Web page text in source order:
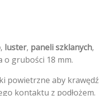
, luster, paneli szklanych,
o grubości 18 mm.
powietrzne aby krawędź
kontaktu z podłożem.